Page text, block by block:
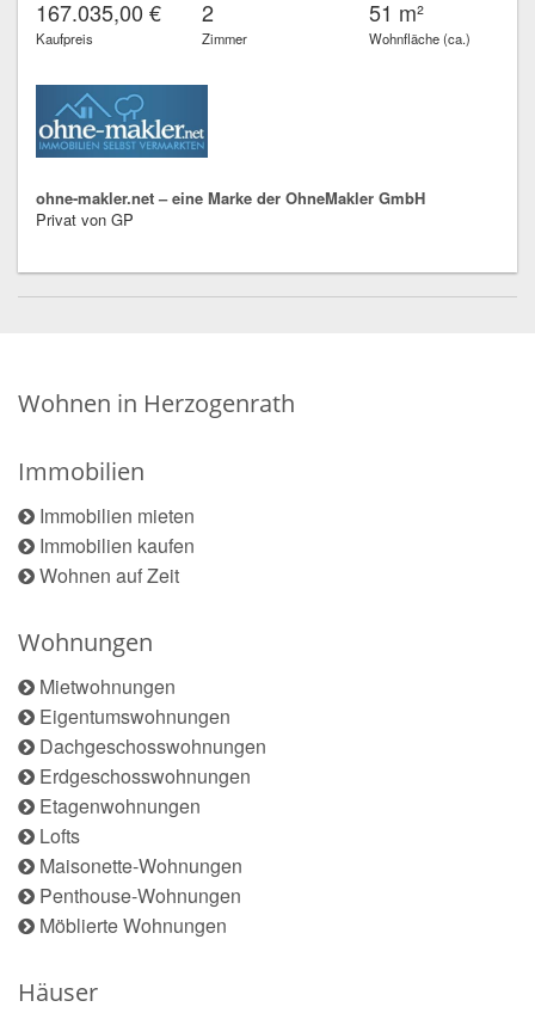
167.035,00 €
Kaufpreis
2
Zimmer
51 m²
Wohnfläche (ca.)
ohne-makler.net – eine Marke der OhneMakler GmbH
Privat von GP
Wohnen in Herzogenrath
Immobilien
Immobilien mieten
Immobilien kaufen
Wohnen auf Zeit
Wohnungen
Mietwohnungen
Eigentumswohnungen
Dachgeschosswohnungen
Erdgeschosswohnungen
Etagenwohnungen
Lofts
Maisonette-Wohnungen
Penthouse-Wohnungen
Möblierte Wohnungen
Häuser